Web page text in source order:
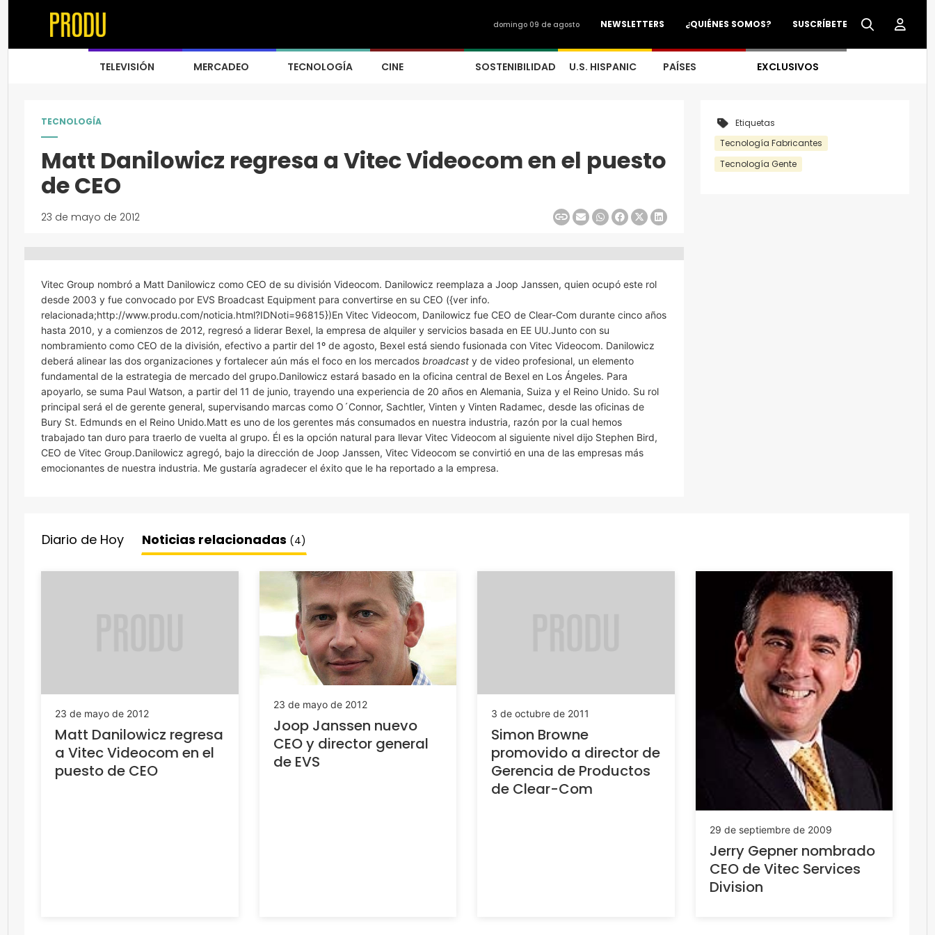
SUSCRÍBETE
¿QUIÉNES SOMOS?
NEWSLETTERS
domingo 09 de agosto
TELEVISIÓN MERCADEO TECNOLOGÍA CINE SOSTENIBILIDAD U.S. HISPANIC PAÍSES EXCLUSIVOS
TECNOLOGÍA
Matt Danilowicz regresa a Vitec Videocom en el puesto
de CEO
23 de mayo de 2012
Vitec Group nombró a Matt Danilowicz como CEO de su división Videocom. Danilowicz reemplaza a Joop Janssen, quien ocupó este rol
desde 2003 y fue convocado por EVS Broadcast Equipment para convertirse en su CEO ({ver info.
relacionada;http://www.produ.com/noticia.html?IDNoti=96815})En Vitec Videocom, Danilowicz fue CEO de Clear-Com durante cinco años
hasta 2010, y a comienzos de 2012, regresó a liderar Bexel, la empresa de alquiler y servicios basada en EE UU.Junto con su
nombramiento como CEO de la división, efectivo a partir del 1º de agosto, Bexel está siendo fusionada con Vitec Videocom. Danilowicz
deberá alinear las dos organizaciones y fortalecer aún más el foco en los mercados broadcast y de video profesional, un elemento
fundamental de la estrategia de mercado del grupo.Danilowicz estará basado en la oficina central de Bexel en Los Ángeles. Para
apoyarlo, se suma Paul Watson, a partir del 11 de junio, trayendo una experiencia de 20 años en Alemania, Suiza y el Reino Unido. Su rol
principal será el de gerente general, supervisando marcas como O´Connor, Sachtler, Vinten y Vinten Radamec, desde las oficinas de
Bury St. Edmunds en el Reino Unido.Matt es uno de los gerentes más consumados en nuestra industria, razón por la cual hemos
trabajado tan duro para traerlo de vuelta al grupo. Él es la opción natural para llevar Vitec Videocom al siguiente nivel dijo Stephen Bird,
CEO de Vitec Group.Danilowicz agregó, bajo la dirección de Joop Janssen, Vitec Videocom se convirtió en una de las empresas más
emocionantes de nuestra industria. Me gustaría agradecer el éxito que le ha reportado a la empresa.
Etiquetas
Tecnología Fabricantes
Tecnología Gente
Diario de Hoy Noticias relacionadas (4)
23 de mayo de 2012
Matt Danilowicz regresa
a Vitec Videocom en el
puesto de CEO
23 de mayo de 2012
Joop Janssen nuevo
CEO y director general
de EVS
3 de octubre de 2011
Simon Browne
promovido a director de
Gerencia de Productos
de Clear-Com
29 de septiembre de 2009
Jerry Gepner nombrado
CEO de Vitec Services
Division